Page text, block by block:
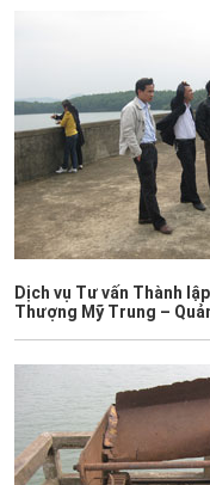
Dịch vụ Tư vấn Thành
Thượng Mỹ Trung –